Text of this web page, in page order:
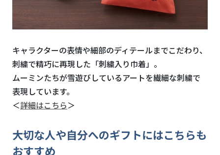
キャラクターの表情や細部のディテールまでこだわり、
刺繍で精巧に再現した「刺繍入り巾着」。
ムーミンたちが雪遊びしているアートを繊細な刺繍で
表現しています。
＜詳細はこちら＞
大切な人や自分へのギフトにはこちらも
おすすめ